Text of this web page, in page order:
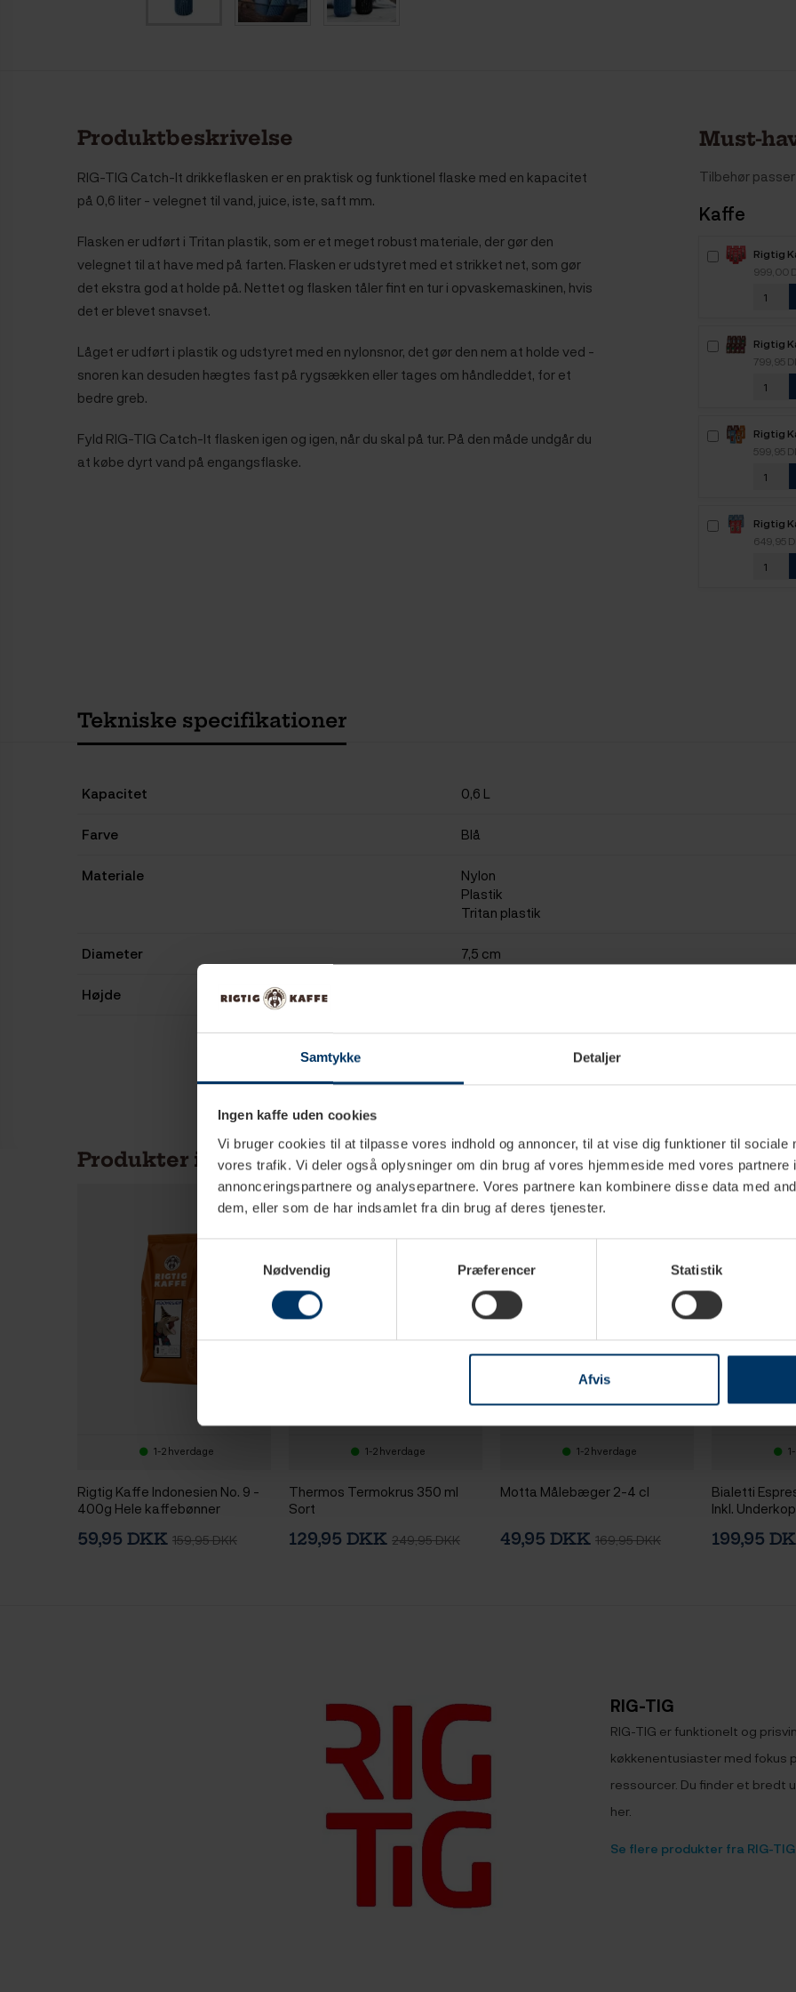
Samtykke Detaljer
Ingen kaffe uden cookies
Vi bruger cookies til at tilpasse vores indhold og annoncer, til at vise dig funktioner til sociale
vores trafik. Vi deler også oplysninger om din brug af vores hjemmeside med vores partnere
annonceringspartnere og analysepartnere. Vores partnere kan kombinere disse data med
dem, eller som de har indsamlet fra din brug af deres tjenester.
Nødvendig
Præferencer Statistik
Afvis
Produktbeskrivelse
RIG-TIG Catch-It drikkeflasken er en praktisk og funktionel flaske med en kapacitet
på 0,6 liter - velegnet til vand, juice, iste, saft mm.
Flasken er udført i Tritan plastik, som er et meget robust materiale, der gør den
velegnet til at have med på farten. Flasken er udstyret med et strikket net, som gør
det ekstra god at holde på. Nettet og flasken tåler fint en tur i opvaskemaskinen, hvis
det er blevet snavset.
Låget er udført i plastik og udstyret med en nylonsnor, det gør den nem at holde ved -
snoren kan desuden hægtes fast på rygsækken eller tages om håndleddet, for et
bedre greb.
Fyld RIG-TIG Catch-It flasken igen og igen, når du skal på tur. På den måde undgår du
at købe dyrt vand på engangsflaske.
Must-
Tilbehør
Kaffe
Rigtig
Intenso
999,00
Rigtig
799,95
Rigtig
2,1kg
599,95
Rigtig
2,5kg
649,95
Tekniske specifikationer
Kapacitet 0,6 L
Farve Blå
Materiale
Nylon
Plastik
Tritan plastik
Diameter 7,5 cm
Højde
Produkter i samme kategori
1-2 hverdage
Rigtig Kaffe Indonesien No. 9 -
400g Hele kaffebønner
59,95 DKK 159,95 DKK
1-2 hverdage
Thermos Termokrus 350 ml
Sort
129,95 DKK 249,95 DKK
1-2 hverdage
Motta Målebæger 2-4 cl
49,95 DKK 169,95 DKK
Bialetti
Inkl.
199,95
RIG-TIG
RIG-TIG er funktionelt og
køkkenentusiaster med fokus
ressourcer. Du finder et bredt
her.
Se flere produkter fra RIG-TIG